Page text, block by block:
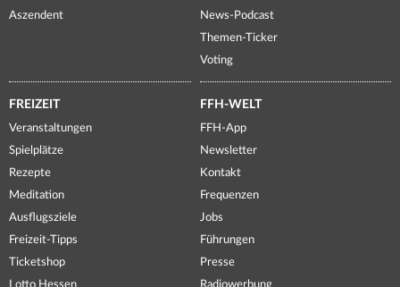
Aszendent
News-Podcast
Themen-Ticker
Voting
FREIZEIT
Veranstaltungen
Spielplätze
Rezepte
Meditation
Ausflugsziele
Freizeit-Tipps
Ticketshop
Lotto Hessen
FFH-WELT
FFH-App
Newsletter
Kontakt
Frequenzen
Jobs
Führungen
Presse
Radiowerbung